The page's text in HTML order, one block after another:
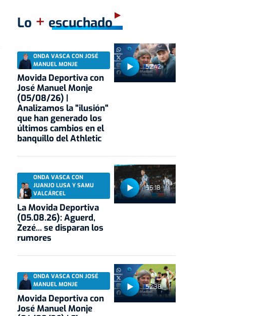
Lo + escuchado
52:42
ONDA VASCA CON JOSÉ
MANUEL MONJE
Movida Deportiva con
José Manuel Monje
(05/08/26) |
Analizamos la "ilusión"
que han generado los
últimos cambios en el
banquillo del Athletic
55:18
ONDA VASCA CON
JUANJO LUSA Y SAMU
VALCÁRCEL
La Movida Deportiva
(05.08.26): Aguerd,
Zezé... se disparan los
rumores
52:38
ONDA VASCA CON JOSÉ
MANUEL MONJE
Movida Deportiva con
José Manuel Monje